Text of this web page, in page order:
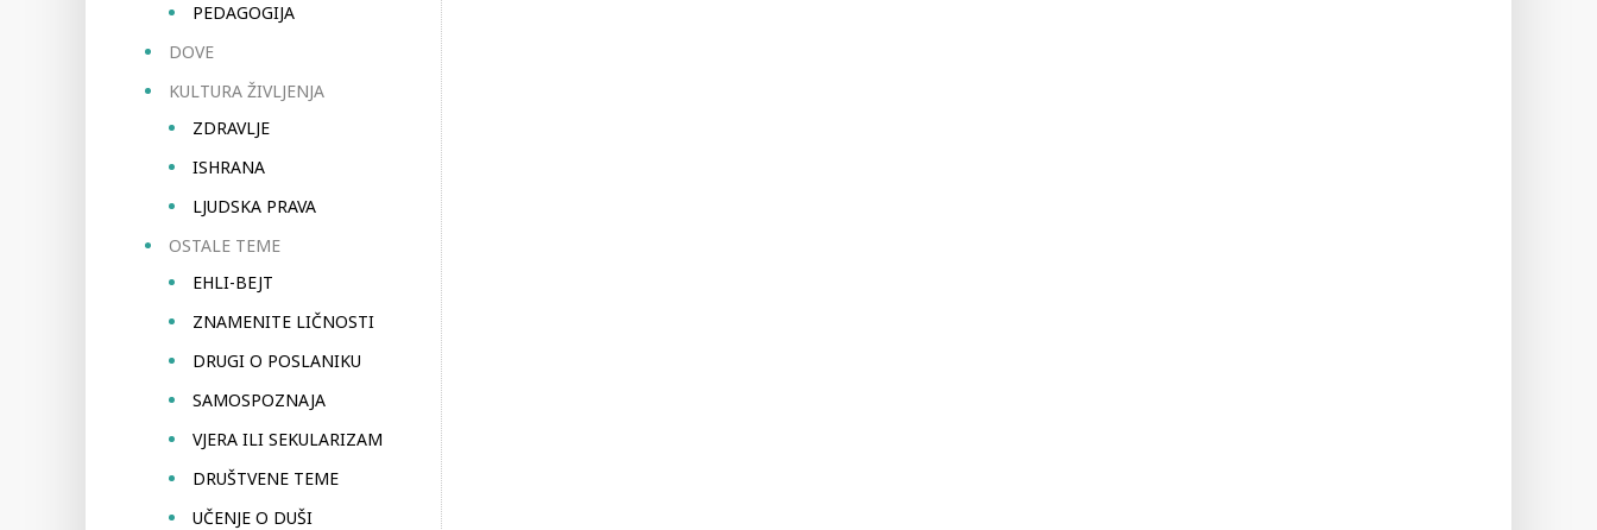
PEDAGOGIJA
DOVE
KULTURA ŽIVLJENJA
ZDRAVLJE
ISHRANA
LJUDSKA PRAVA
OSTALE TEME
EHLI-BEJT
ZNAMENITE LIČNOSTI
DRUGI O POSLANIKU
SAMOSPOZNAJA
VJERA ILI SEKULARIZAM
DRUŠTVENE TEME
UČENJE O DUŠI